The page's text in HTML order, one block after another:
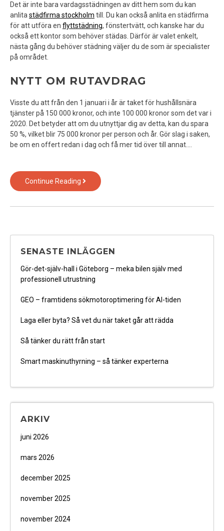
Det är inte bara vardagsstädningen av ditt hem som du kan
anlitastädfirma stockholm till. Du kan också anlita en städfirma
för att utföra en flyttstädning, fönstertvätt, och kanske har du
också ett kontor som behöver städas. Därför är valet enkelt,
nästa gång du behöver städning väljer du de som är specialister
på området.
NYTT OM RUTAVDRAG
Visste du att från den 1 januari i år är taket för hushållsnära
tjänster på 150 000 kronor, och inte 100 000 kronor som det var i
2020. Det betyder att om du utnyttjar dig av detta, kan du spara
50 %, vilket blir 75 000 kronor per person och år. Gör slag i saken,
be om en offert redan i dag och få mer tid över till annat.…
Continue Reading Varför
anlita
SENASTE INLÄGGEN
Gör-det-själv-hall i Göteborg – meka bilen själv med
professionell utrustning
GEO – framtidens sökmotoroptimering för AI-tiden
Laga eller byta? Så vet du när taket går att rädda
Så tänker du rätt från start
Smart maskinuthyrning – så tänker experterna
ARKIV
juni 2026
mars 2026
december 2025
november 2025
november 2024